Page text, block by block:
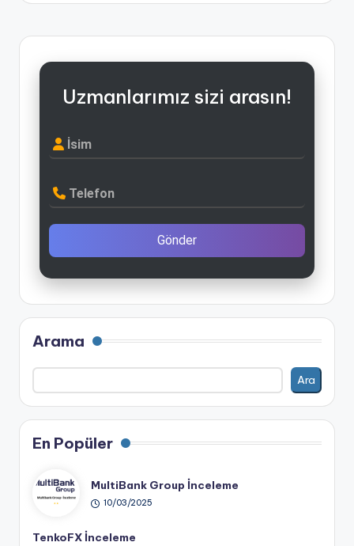
Uzmanlarımız sizi arasın!
İsim
Telefon
Gönder
Arama
Ara
En Popüler
MultiBank Group İnceleme
10/03/2025
TenkoFX İnceleme